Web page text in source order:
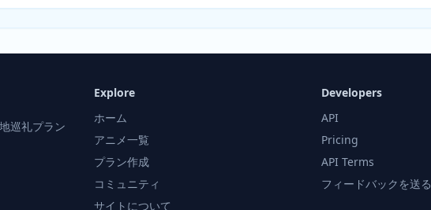
巡礼プラン
Explore
ホーム
アニメ一覧
プラン作成
コミュニティ
サイトについて
Developers
API
Pricing
API Terms
フィードバックを送る